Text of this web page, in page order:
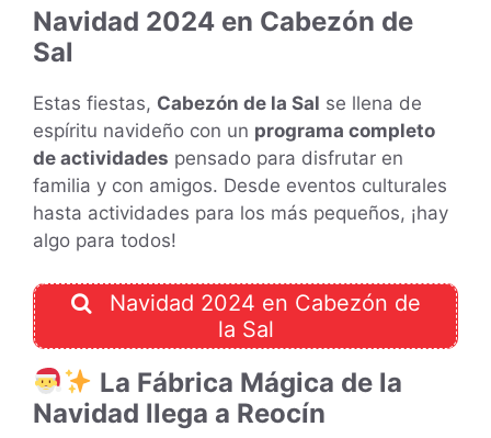
Navidad 2024 en Cabezón de
Sal
Estas fiestas, Cabezón de la Sal se llena de
espíritu navideño con un programa completo
de actividades pensado para disfrutar en
familia y con amigos. Desde eventos culturales
hasta actividades para los más pequeños, ¡hay
algo para todos!
Navidad 2024 en Cabezón de
la Sal
La Fábrica Mágica de la
Navidad llega a Reocín